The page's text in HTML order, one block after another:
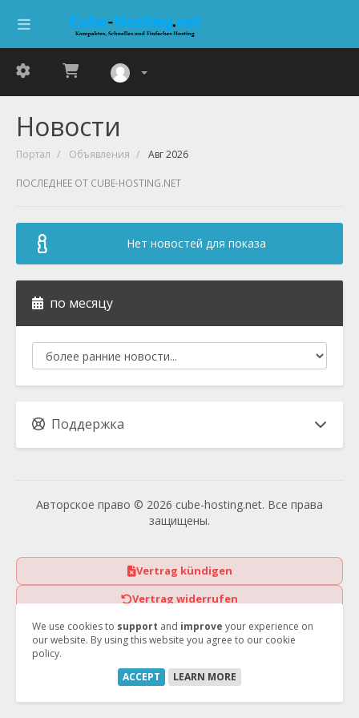
Новости
Портал Объявления Авг 2026
ПОСЛЕДНЕЕ ОТ CUBE-HOSTING.NET
Нет новостей для показа
по месяцу
Поддержка
Авторское право © 2026 cube-hosting.net. Все права
защищены.
Vertrag kündigen
Vertrag widerrufen
We use cookies to support and improve your experience on
our website. By using this website you agree to our cookie
policy.
ACCEPT
LEARN MORE